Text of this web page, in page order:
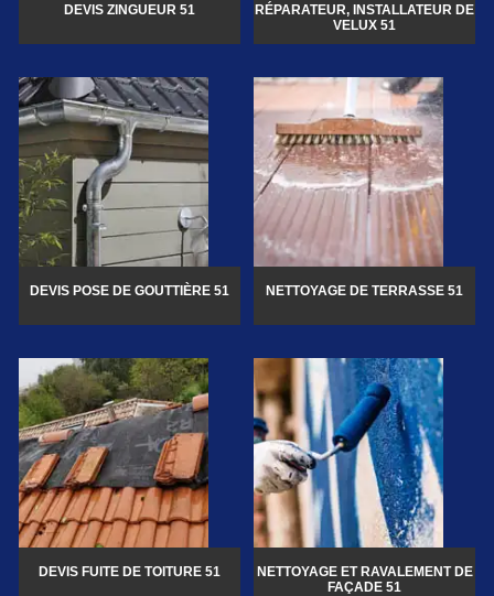
DEVIS ZINGUEUR 51
RÉPARATEUR, INSTALLATEUR DE
VELUX 51
DEVIS POSE DE GOUTTIÈRE 51 NETTOYAGE DE TERRASSE 51
DEVIS FUITE DE TOITURE 51
NETTOYAGE ET RAVALEMENT DE
FAÇADE 51